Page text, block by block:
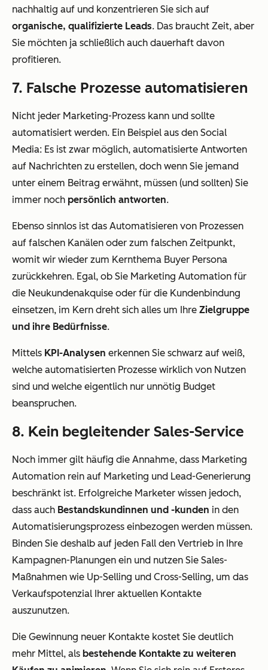
nachhaltig auf und konzentrieren Sie sich auf
organische, qualifizierte Leads. Das braucht Zeit, aber
Sie möchten ja schließlich auch dauerhaft davon
profitieren.
7. Falsche Prozesse automatisieren
Nicht jeder Marketing-Prozess kann und sollte
automatisiert werden. Ein Beispiel aus den Social
Media: Es ist zwar möglich, automatisierte Antworten
auf Nachrichten zu erstellen, doch wenn Sie jemand
unter einem Beitrag erwähnt, müssen (und sollten) Sie
immer noch persönlich antworten.
Ebenso sinnlos ist das Automatisieren von Prozessen
auf falschen Kanälen oder zum falschen Zeitpunkt,
womit wir wieder zum Kernthema Buyer Persona
zurückkehren. Egal, ob Sie Marketing Automation für
die Neukundenakquise oder für die Kundenbindung
einsetzen, im Kern dreht sich alles um Ihre Zielgruppe
und ihre Bedürfnisse.
Mittels KPI-Analysen erkennen Sie schwarz auf weiß,
welche automatisierten Prozesse wirklich von Nutzen
sind und welche eigentlich nur unnötig Budget
beanspruchen.
8. Kein begleitender Sales-Service
Noch immer gilt häufig die Annahme, dass Marketing
Automation rein auf Marketing und Lead-Generierung
beschränkt ist. Erfolgreiche Marketer wissen jedoch,
dass auch Bestandskundinnen und -kunden in den
Automatisierungsprozess einbezogen werden müssen.
Binden Sie deshalb auf jeden Fall den Vertrieb in Ihre
Kampagnen-Planungen ein und nutzen Sie Sales-
Maßnahmen wie Up-Selling und Cross-Selling, um das
Verkaufspotenzial Ihrer aktuellen Kontakte
auszunutzen.
Die Gewinnung neuer Kontakte kostet Sie deutlich
mehr Mittel, als bestehende Kontakte zu weiteren